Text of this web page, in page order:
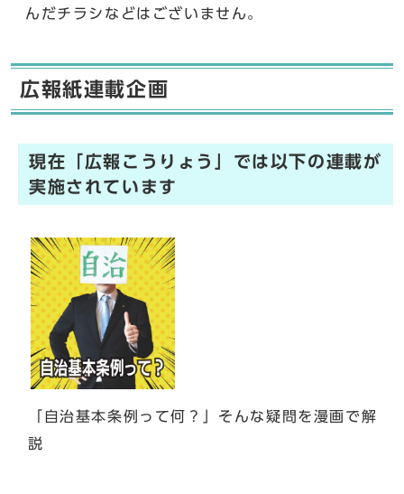
んだチラシなどはございません。
広報紙連載企画
現在「広報こうりょう」では以下の連載が
実施されています
「自治基本条例って何？」そんな疑問を漫画で解
説